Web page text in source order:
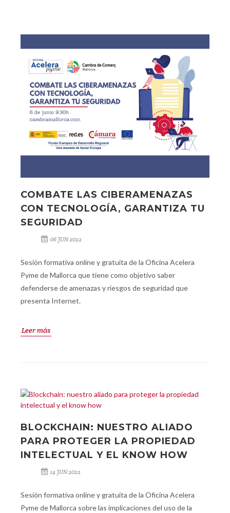
COMBATE LAS CIBERAMENAZAS
CON TECNOLOGÍA, GARANTIZA TU
SEGURIDAD
06 JUN 2022
Sesión formativa online y gratuita de la Oficina Acelera
Pyme de Mallorca que tiene como objetivo saber
defenderse de amenazas y riesgos de seguridad que
presenta Internet.
Leer más
BLOCKCHAIN: NUESTRO ALIADO
PARA PROTEGER LA PROPIEDAD
INTELECTUAL Y EL KNOW HOW
14 JUN 2022
Sesión formativa online y gratuita de la Oficina Acelera
Pyme de Mallorca sobre las implicaciones del uso de la